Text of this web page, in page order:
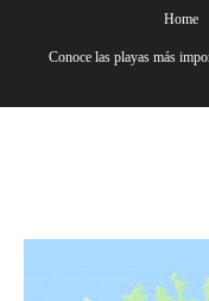
Home
Conoce las playas más